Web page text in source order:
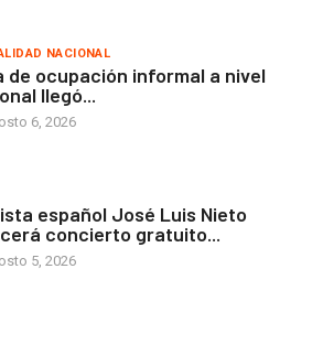
NACIONAL
de ocupación informal a nivel
llegó...
6, 2026
español José Luis Nieto
concierto gratuito...
5, 2026